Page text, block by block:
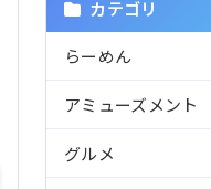
カテゴリ
らーめん
アミューズメント
グルメ